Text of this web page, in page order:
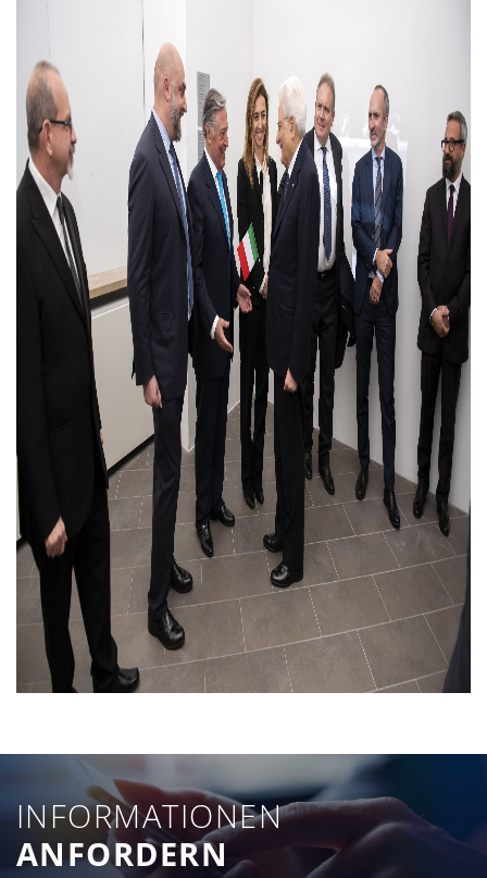
INFORMATIONEN
ANFORDERN